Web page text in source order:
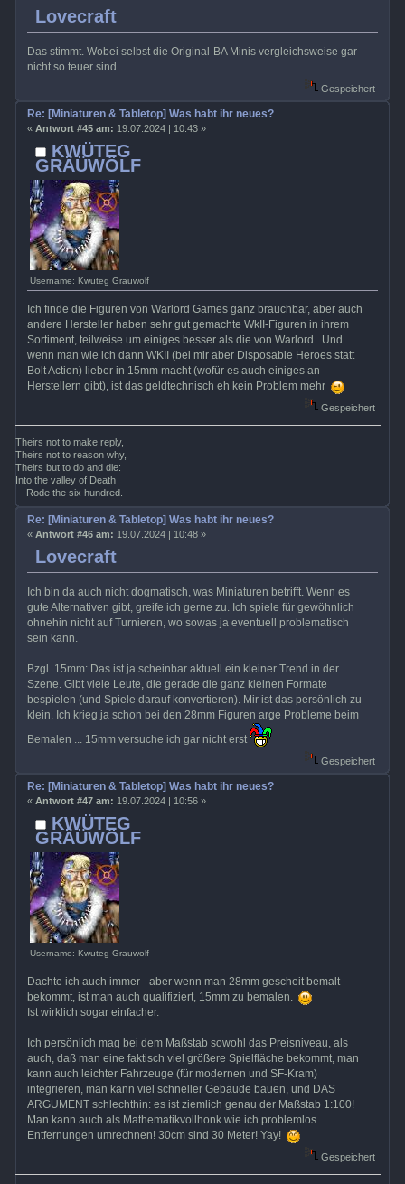
Lovecraft
Das stimmt. Wobei selbst die Original-BA Minis vergleichsweise gar
nicht so teuer sind.
Gespeichert
KWÜTEG
GRÄÜWÖLF
Username: Kwuteg Grauwolf
Re: [Miniaturen & Tabletop] Was habt ihr neues?
« Antwort #45 am: 19.07.2024 | 10:43 »
Ich finde die Figuren von Warlord Games ganz brauchbar, aber auch
andere Hersteller haben sehr gut gemachte WkII-Figuren in ihrem
Sortiment, teilweise um einiges besser als die von Warlord. Und
wenn man wie ich dann WKII (bei mir aber Disposable Heroes statt
Bolt Action) lieber in 15mm macht (wofür es auch einiges an
Herstellern gibt), ist das geldtechnisch eh kein Problem mehr
Gespeichert
Theirs not to make reply,
Theirs not to reason why,
Theirs but to do and die:
Into the valley of Death
Rode the six hundred.
Lovecraft
Re: [Miniaturen & Tabletop] Was habt ihr neues?
« Antwort #46 am: 19.07.2024 | 10:48 »
Ich bin da auch nicht dogmatisch, was Miniaturen betrifft. Wenn es
gute Alternativen gibt, greife ich gerne zu. Ich spiele für gewöhnlich
ohnehin nicht auf Turnieren, wo sowas ja eventuell problematisch
sein kann.
Bzgl. 15mm: Das ist ja scheinbar aktuell ein kleiner Trend in der
Szene. Gibt viele Leute, die gerade die ganz kleinen Formate
bespielen (und Spiele darauf konvertieren). Mir ist das persönlich zu
klein. Ich krieg ja schon bei den 28mm Figuren arge Probleme beim
Bemalen ... 15mm versuche ich gar nicht erst
Gespeichert
KWÜTEG
GRÄÜWÖLF
Username: Kwuteg Grauwolf
Re: [Miniaturen & Tabletop] Was habt ihr neues?
« Antwort #47 am: 19.07.2024 | 10:56 »
Dachte ich auch immer - aber wenn man 28mm gescheit bemalt
bekommt, ist man auch qualifiziert, 15mm zu bemalen.
Ist wirklich sogar einfacher.
Ich persönlich mag bei dem Maßstab sowohl das Preisniveau, als
auch, daß man eine faktisch viel größere Spielfläche bekommt, man
kann auch leichter Fahrzeuge (für modernen und SF-Kram)
integrieren, man kann viel schneller Gebäude bauen, und DAS
ARGUMENT schlechthin: es ist ziemlich genau der Maßstab 1:100!
Man kann auch als Mathematikvollhonk wie ich problemlos
Entfernungen umrechnen! 30cm sind 30 Meter! Yay!
Gespeichert